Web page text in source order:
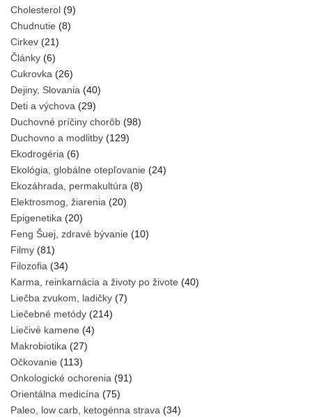
Cholesterol (9)
Chudnutie (8)
Cirkev (21)
Články (6)
Cukrovka (26)
Dejiny, Slovania (40)
Deti a výchova (29)
Duchovné príčiny chorôb (98)
Duchovno a modlitby (129)
Ekodrogéria (6)
Ekológia, globálne otepľovanie (24)
Ekozáhrada, permakultúra (8)
Elektrosmog, žiarenia (20)
Epigenetika (20)
Feng Šuej, zdravé bývanie (10)
Filmy (81)
Filozofia (34)
Karma, reinkarnácia a životy po živote (40)
Liečba zvukom, ladičky (7)
Liečebné metódy (214)
Liečivé kamene (4)
Makrobiotika (27)
Očkovanie (113)
Onkologické ochorenia (91)
Orientálna medicína (75)
Paleo, low carb, ketogénna strava (34)